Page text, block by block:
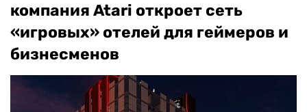
компания Atari откроет сеть
«игровых» отелей для геймеров и
бизнесменов